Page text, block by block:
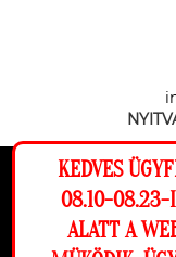
Ez a weboldal
lehető legjobb
Beállítások
KEDVES
08.10-08.23-
ALATT A